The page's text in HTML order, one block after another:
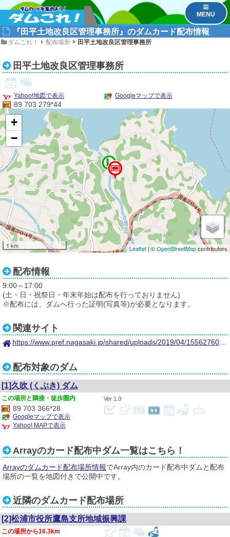
MENU
『田平土地改良区管理事務所』のダムカード配布情報
ダムこれ！ 配布場所 田平土地改良区管理事務所
田平土地改良区管理事務所
Yahoo!地図で表示 Googleマップで表示
89 703 279*44
1
+
−
1 km Leaflet | ©OpenStreetMapcontributors
配布情報
9:00～17:00
(土・日・祝祭日・年末年始は配布を行っておりません)
※配布には、ダムへ行った証明(写真等)が必要となります。
関連サイト
https://www.pref.nagasaki.jp/shared/uploads/2019/04/1556276090.pdf
配布対象のダム
[1]久吹 (くぶき) ダム
1.0
隣接・徒歩圏内
89 703 366*28
Googleマップで表示
Yahoo! MAPで表示
Arrayのカード配布中ダム一覧はこちら！
Arrayのダムカード配布場所情報でArray内のカード配布中ダムと配布
場所の一覧を地図付きで公開中です。
近隣のダムカード配布場所
[2]松浦市役所鷹島支所地域振興課
16.3km